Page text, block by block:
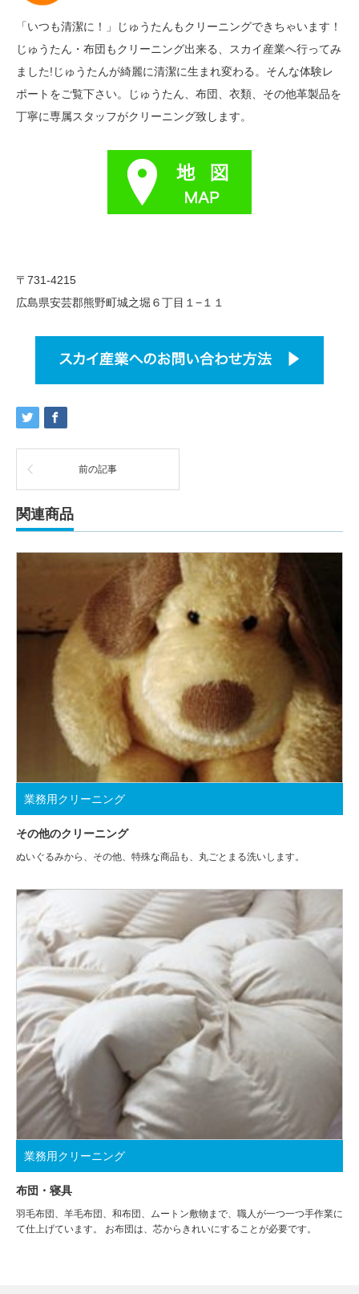
「いつも清潔に！」じゅうたんもクリーニングできちゃいます！
じゅうたん・布団もクリーニング出来る、スカイ産業へ行ってみ
ました!じゅうたんが綺麗に清潔に生まれ変わる。そんな体験レ
ポートをご覧下さい。じゅうたん、布団、衣類、その他革製品を
丁寧に専属スタッフがクリーニング致します。
〒731-4215
広島県安芸郡熊野町城之堀６丁目１−１１
前の記事
関連商品
業務用クリーニング
その他のクリーニング
ぬいぐるみから、その他、特殊な商品も、丸ごとまる洗いします。
業務用クリーニング
布団・寝具
羽毛布団、羊毛布団、和布団、ムートン敷物まで、職人が一つ一つ手作業に
て仕上げています。 お布団は、芯からきれいにすることが必要です。